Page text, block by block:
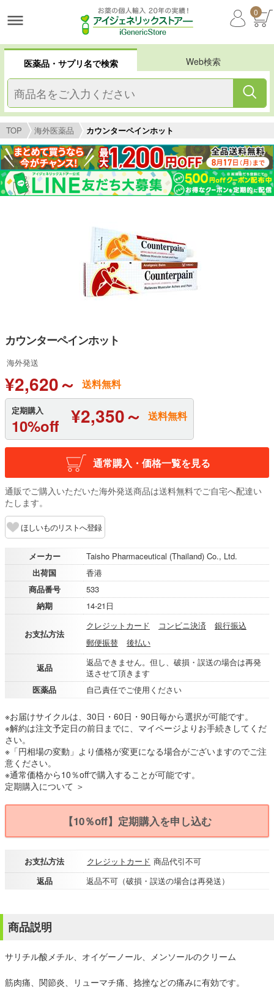
0
医薬品・サプリ名で検索 Web検索
TOP 海外医薬品 カウンターペインホット
カウンターペインホット
海外発送
¥2,620～ 送料無料
定期購入
10%off ¥2,350～ 送料無料
通常購入・価格一覧を見る
通販でご購入いただいた海外発送商品は送料無料でご自宅へ配達い
たします。
ほしいものリストへ登録
メーカー
Taisho Pharmaceutical (Thailand) Co., Ltd.
出荷国
香港
商品番号
533
納期
14-21日
お支払方法
クレジットカード コンビニ決済
銀行振込
郵便振替
後払い
返品
返品できません。但し、破損・誤送の場合は再発
送させて頂きます
医薬品
自己責任でご使用ください
※お届けサイクルは、30日・60日・90日毎から選択が可能です。
※解約は注文予定日の前日までに、マイページよりお手続きしてくだ
さい。
※「円相場の変動」より価格が変更になる場合がございますのでご注
意ください。
※通常価格から10％offで購入することが可能です。
定期購入について ＞
【10％off】定期購入を申し込む
お支払方法 クレジットカード 商品代引不可
返品
返品不可（破損・誤送の場合は再発送）
商品説明
サリチル酸メチル、オイゲーノール、メンソールのクリーム
筋肉痛、関節炎、リューマチ痛、捻挫などの痛みに有効です。